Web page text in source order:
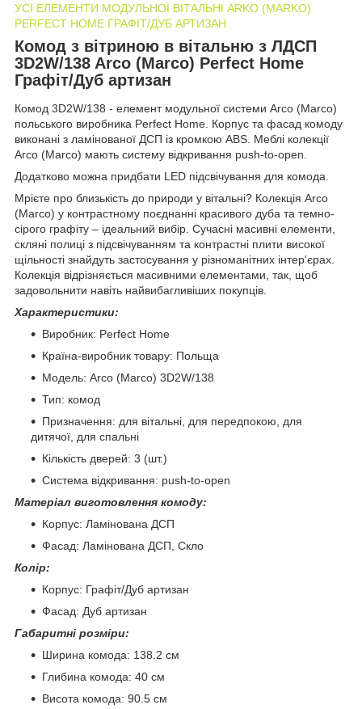
УСІ ЕЛЕМЕНТИ МОДУЛЬНОЇ ВІТАЛЬНІ ARKO (MARKO)
PERFECT HOME ГРАФІТ/ДУБ АРТИЗАН
Комод з вітриною в вітальню з ЛДСП
3D2W/138 Arco (Marco) Perfect Home
Графіт/Дуб артизан
Комод 3D2W/138 - елемент модульної системи Arco (Marco)
польського виробника Perfect Home. Корпус та фасад комоду
виконані з ламінованої ДСП із кромкою ABS. Меблі колекції
Arco (Marco) мають систему відкривання push-to-open.
Додатково можна придбати LED підсвічування для комода.
Мрієте про близькість до природи у вітальні? Колекція Arco
(Marco) у контрастному поєднанні красивого дуба та темно-
сірого графіту – ідеальний вибір. Сучасні масивні елементи,
скляні полиці з підсвічуванням та контрастні плити високої
щільності знайдуть застосування у різноманітних інтер'єрах.
Колекція відрізняється масивними елементами, так, щоб
задовольнити навіть найвибагливіших покупців.
Характеристики:
Виробник: Perfect Home
Країна-виробник товару: Польща
Модель: Arco (Marco) 3D2W/138
Тип: комод
Призначення: для вітальні, для передпокою, для
дитячої, для спальні
Кількість дверей: 3 (шт.)
Система відкривання: push-to-open
Матеріал виготовлення комоду:
Корпус: Ламінована ДСП
Фасад: Ламінована ДСП, Скло
Колір:
Корпус: Графіт/Дуб артизан
Фасад: Дуб артизан
Габаритні розміри:
Ширина комода: 138.2 см
Глибина комода: 40 см
Висота комода: 90.5 см